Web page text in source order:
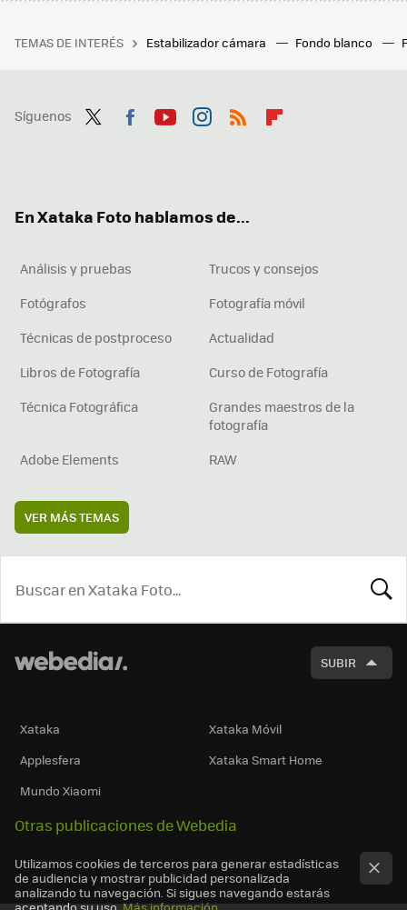
TEMAS DE INTERÉS Estabilizador cámara Fondo blanco
Síguenos
En Xataka Foto hablamos de...
Análisis y pruebas
Trucos y consejos
Fotógrafos
Fotografía móvil
Técnicas de postproceso
Actualidad
Libros de Fotografía
Curso de Fotografía
Técnica Fotográfica
Grandes maestros de la
fotografía
Adobe Elements
RAW
VER MÁS TEMAS
SUBIR
Xataka
Xataka Móvil
Applesfera
Xataka Smart Home
Mundo Xiaomi
Otras publicaciones de Webedia
Utilizamos cookies de terceros para generar estadísticas
de audiencia y mostrar publicidad personalizada
analizando tu navegación. Si sigues navegando estarás